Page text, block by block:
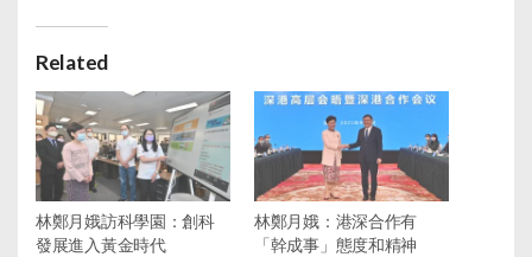
Related
林鄭月娥訪科學園：創科
發展進入黃金時代
林鄭月娥：港深合作有
「幹成事」態度和精神